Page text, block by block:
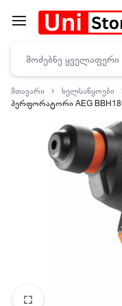
მთავარი ხელსაწყოები
პერფორატორი AEG